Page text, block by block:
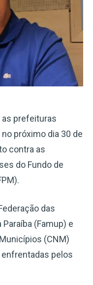
as prefeituras
próximo dia 30 de
contra as
do Fundo de
das
(Famup) e
(CNM)
pelos